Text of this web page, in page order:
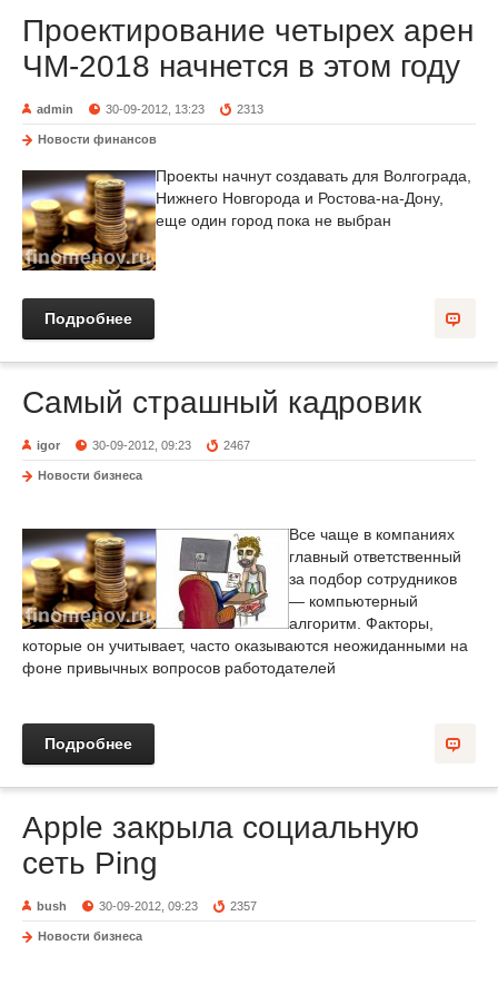
Проектирование четырех арен
ЧМ-2018 начнется в этом году
admin 30-09-2012, 13:23 2313
Новости финансов
Проекты начнут создавать для Волгограда,
Нижнего Новгорода и Ростова-на-Дону,
еще один город пока не выбран
Подробнее
Самый страшный кадровик
igor 30-09-2012, 09:23 2467
Новости бизнеса
Все чаще в компаниях
главный ответственный
за подбор сотрудников
— компьютерный
алгоритм. Факторы,
которые он учитывает, часто оказываются неожиданными на
фоне привычных вопросов работодателей
Подробнее
Apple закрыла социальную
сеть Ping
bush 30-09-2012, 09:23 2357
Новости бизнеса